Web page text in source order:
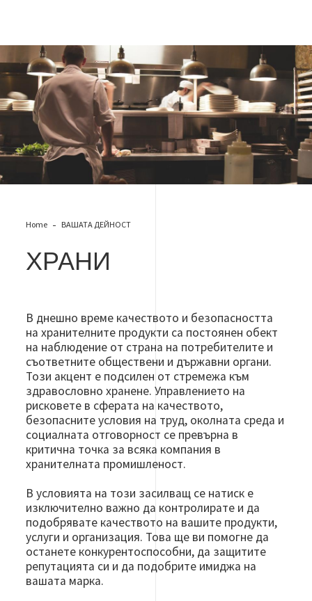
Home ВАШАТА ДЕЙНОСТ
ХРАНИ
В днешно време качеството и безопасността
на хранителните продукти са постоянен обект
на наблюдение от страна на потребителите и
съответните обществени и държавни органи.
Този акцент е подсилен от стремежа към
здравословно хранене. Управлението на
рисковете в сферата на качеството,
безопасните условия на труд, околната среда и
социалната отговорност се превърна в
критична точка за всяка компания в
хранителната промишленост.
В условията на този засилващ се натиск е
изключително важно да контролирате и да
подобрявате качеството на вашите продукти,
услуги и организация. Това ще ви помогне да
останете конкурентоспособни, да защитите
репутацията си и да подобрите имиджа на
вашата марка.